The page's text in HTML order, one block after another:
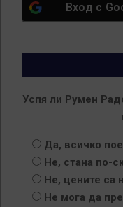
Вход с
Успя ли Румен
Да, всичко
Не, стана по-
Не, цените са
Не мога да